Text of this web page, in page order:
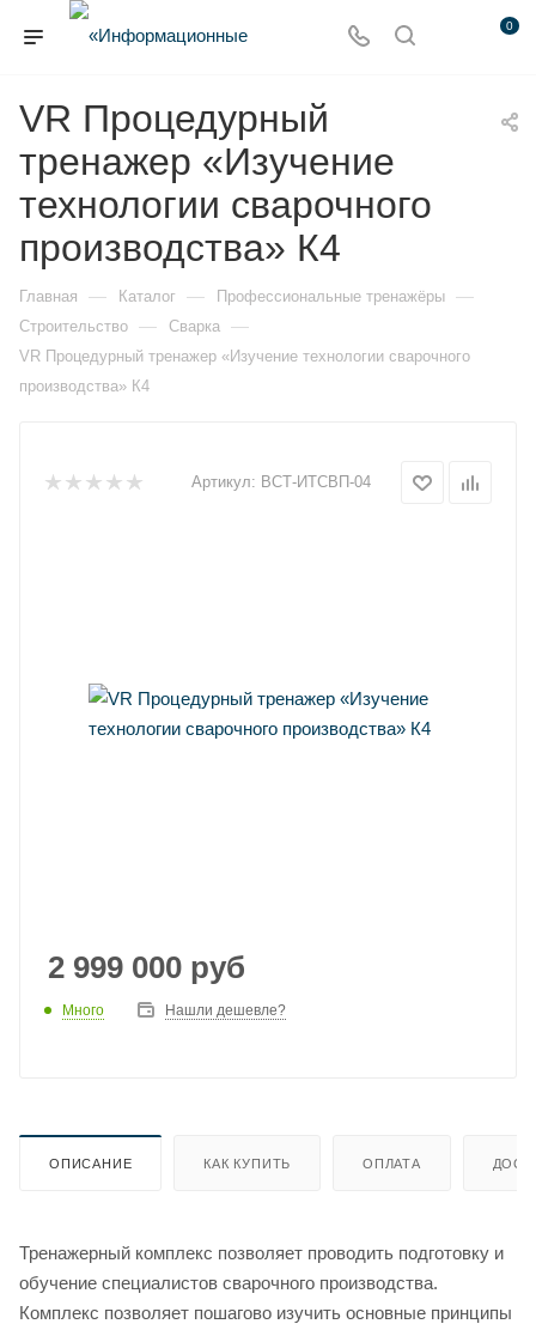
0
VR Процедурный
тренажер «Изучение
технологии сварочного
производства» К4
Главная — Каталог — Профессиональные тренажёры —
Строительство — Сварка —
VR Процедурный тренажер «Изучение технологии сварочного
производства» К4
Артикул: ВСТ-ИТСВП-04
2 999 000 руб
Много Нашли дешевле?
ОПИСАНИЕ КАК КУПИТЬ ОПЛАТА
Тренажерный комплекс позволяет проводить подготовку и
обучение специалистов сварочного производства.
Комплекс позволяет пошагово изучить основные принципы